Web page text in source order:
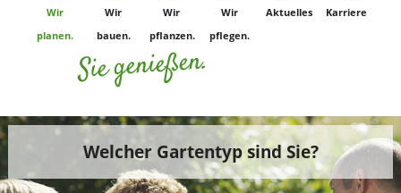
Wir
planen.
Wir
bauen.
Wir
pflanzen.
Wir
pflegen.
Sie genießen.
Aktuelles Karriere
Welcher Gartentyp sind Sie?